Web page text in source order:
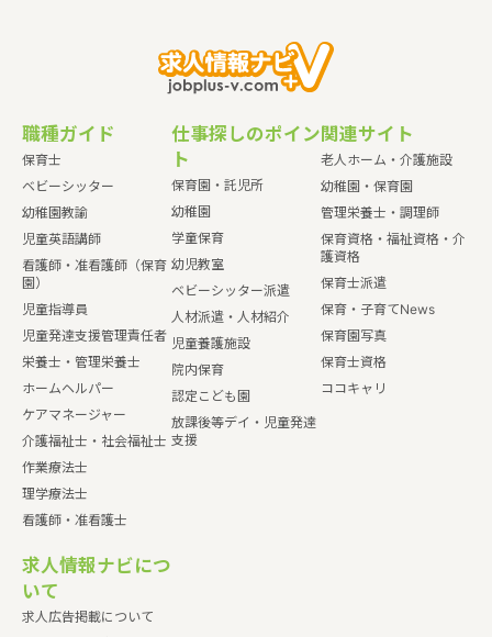
職種ガイド
保育士
ベビーシッター
幼稚園教諭
児童英語講師
看護師・准看護師（保育
園）
児童指導員
児童発達支援管理責任者
栄養士・管理栄養士
ホームヘルパー
ケアマネージャー
介護福祉士・社会福祉士
作業療法士
理学療法士
看護師・准看護士
仕事探しのポイン
ト
保育園・託児所
幼稚園
学童保育
幼児教室
ベビーシッター派遣
人材派遣・人材紹介
児童養護施設
院内保育
認定こども園
放課後等デイ・児童発達
支援
関連サイト
老人ホーム・介護施設
幼稚園・保育園
管理栄養士・調理師
保育資格・福祉資格・介
護資格
保育士派遣
保育・子育てNews
保育園写真
保育士資格
ココキャリ
求人情報ナビにつ
いて
求人広告掲載について